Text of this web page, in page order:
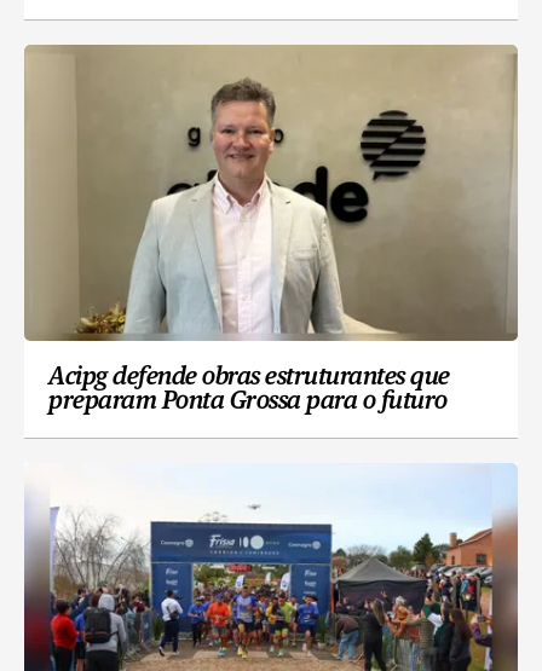
Acipg defende obras estruturantes que
preparam Ponta Grossa para o futuro